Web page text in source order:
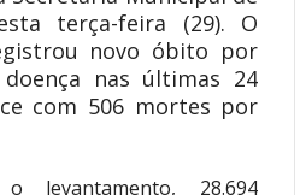
terça-feira (29). O
novo óbito por
nas últimas 24
com 506 mortes por
levantamento, 28.694